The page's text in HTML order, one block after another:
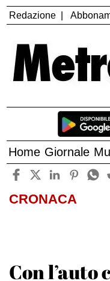
Redazione
Home Giornale
CRONACA
Con